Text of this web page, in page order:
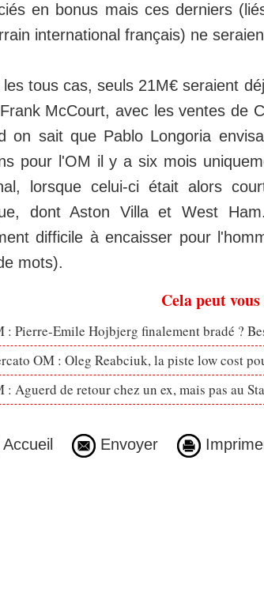
en bonus mais ces derniers
international français) ne
les tous cas, seuls 21M€ seraient
McCourt, avec les ventes de
on sait que Pablo Longoria
pour l'OM il y a six mois
lorsque celui-ci était alors
dont Aston Villa et West
difficile à encaisser pour
mots).
Cela peut
: Pierre-Emile Hojbjerg finalement bradé ?
OM : Oleg Reabciuk, la piste low cost
: Aguerd de retour chez un ex, mais pas au
Envoyer